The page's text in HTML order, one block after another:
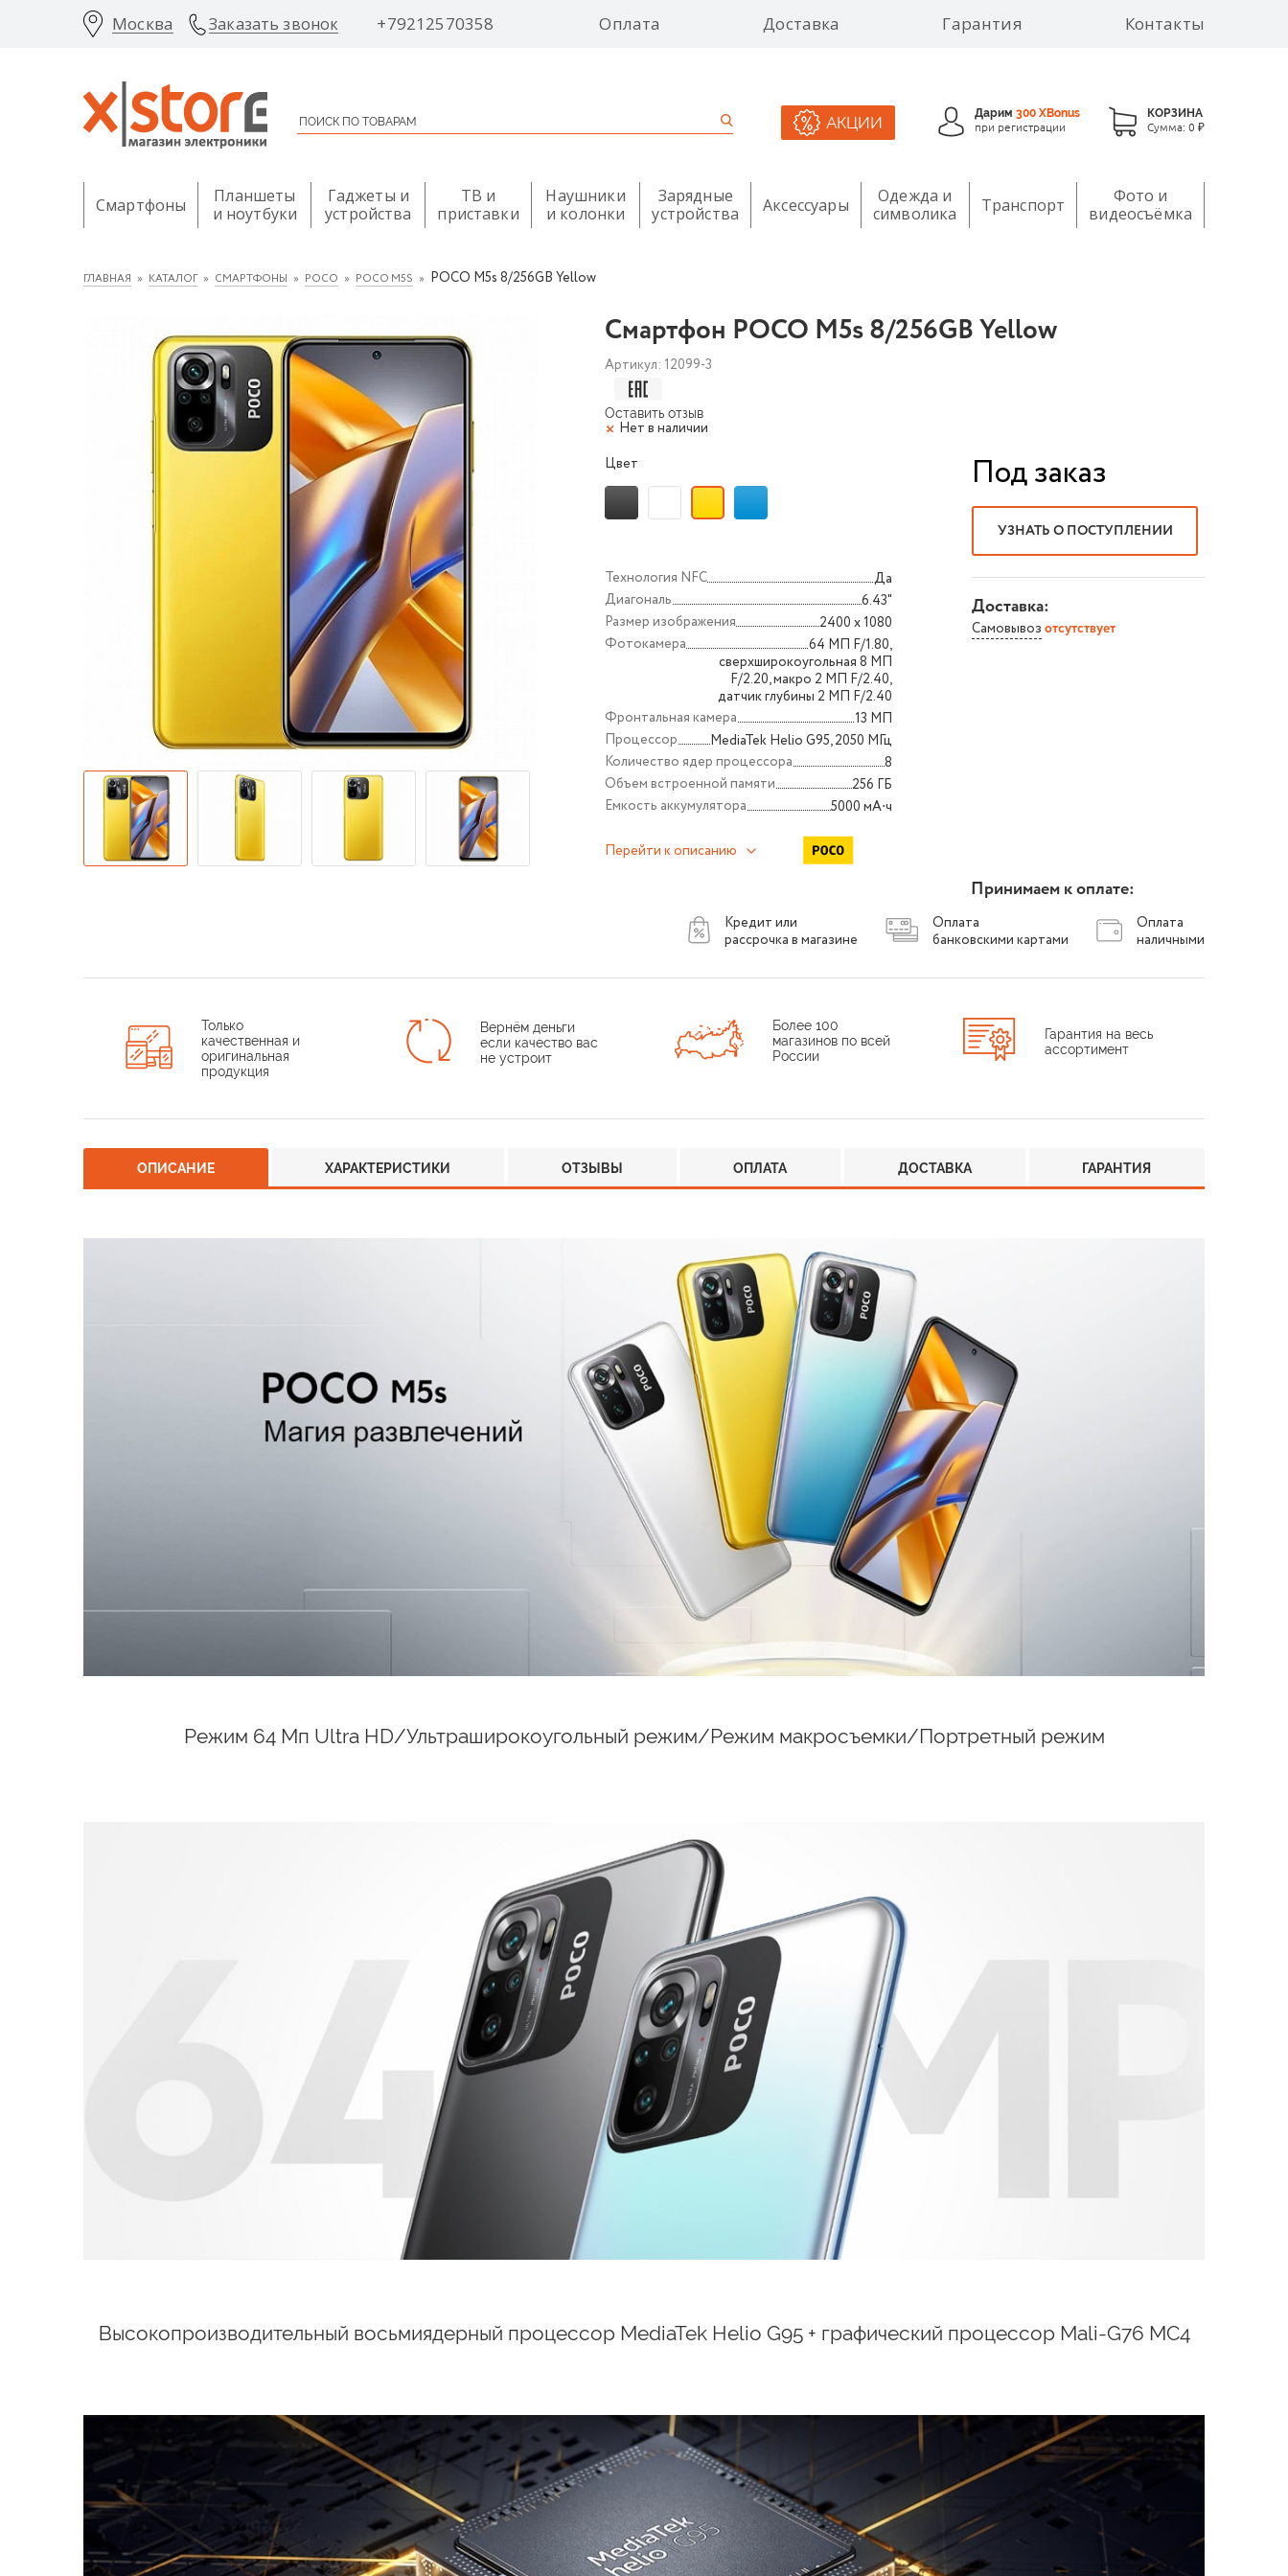
Москва Заказать звонок +79212570358 Оплата Доставка Гарантия Контакты
АКЦИИ
Дарим 300 XBonus
при регистрации
КОРЗИНА
Сумма: 0 ₽
Смартфоны
Планшеты
и ноутбуки
Гаджеты и
устройства
ТВ и
приставки
Наушники
и колонки
Зарядные
устройства
Аксессуары
Одежда и
символика
Транспорт
Фото и
видеосъёмка
ГЛАВНАЯ КАТАЛОГ СМАРТФОНЫ POCO POCO M5S POCO M5s 8/256GB Yellow
Смартфон POCO M5s 8/256GB Yellow
Артикул: 12099-3
Оставить отзыв
Нет в наличии
Цвет
Технология NFС
Да
Диагональ
6.43"
Размер изображения
2400 x 1080
Фотокамера
64 МП F/1.80,
сверхширокоугольная 8 МП
F/2.20, макро 2 МП F/2.40,
датчик глубины 2 МП F/2.40
Фронтальная камера
13 МП
Процессор
MediaTek Helio G95, 2050 МГц
Количество ядер процессора
8
Объем встроенной памяти
256 ГБ
Емкость аккумулятора
5000 мА⋅ч
Перейти к описанию
Под заказ
УЗНАТЬ О ПОСТУПЛЕНИИ
Доставка:
Самовывоз отсутствует
Принимаем к оплате:
Оплата
наличными
Оплата
банковскими картами
Кредит или
рассрочка в магазине
Только
качественная и
оригинальная
продукция
Вернём деньги
если качество вас
не устроит
Более 100
магазинов по всей
России
Гарантия на весь
ассортимент
ОПИСАНИЕ ХАРАКТЕРИСТИКИ ОТЗЫВЫ ОПЛАТА ДОСТАВКА ГАРАНТИЯ
Режим 64 Мп Ultra HD/Ультраширокоугольный режим/Режим макросъемки/Портретный режим
Высокопроизводительный восьмиядерный процессор MediaTek Helio G95 + графический процессор Mali-G76 MC4